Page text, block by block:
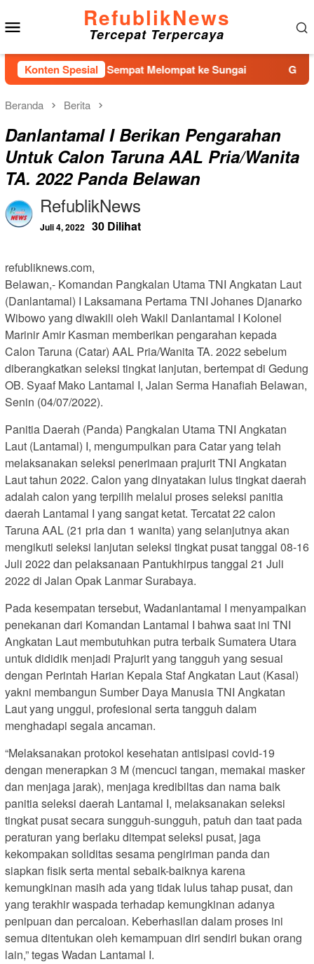
ke
konten
RefublikNews
Tercepat Terpercaya
Konten Spesial
Diduga Sempat Melompat ke Sungai Gasak
Beranda Berita
Danlantamal I Berikan Pengarahan
Untuk Calon Taruna AAL Pria/Wanita
TA. 2022 Panda Belawan
RefublikNews
Juli 4, 2022 30 Dilihat
refubliknews.com,
Belawan,- Komandan Pangkalan Utama TNI Angkatan Laut
(Danlantamal) I Laksamana Pertama TNI Johanes Djanarko
Wibowo yang diwakili oleh Wakil Danlantamal I Kolonel
Marinir Amir Kasman memberikan pengarahan kepada
Calon Taruna (Catar) AAL Pria/Wanita TA. 2022 sebelum
diberangkatkan seleksi tingkat lanjutan, bertempat di Gedung
OB. Syaaf Mako Lantamal I, Jalan Serma Hanafiah Belawan,
Senin (04/07/2022).
Panitia Daerah (Panda) Pangkalan Utama TNI Angkatan
Laut (Lantamal) I, mengumpulkan para Catar yang telah
melaksanakan seleksi penerimaan prajurit TNI Angkatan
Laut tahun 2022. Calon yang dinyatakan lulus tingkat daerah
adalah calon yang terpilih melalui proses seleksi panitia
daerah Lantamal I yang sangat ketat. Tercatat 22 calon
Taruna AAL (21 pria dan 1 wanita) yang selanjutnya akan
mengikuti seleksi lanjutan seleksi tingkat pusat tanggal 08-16
Juli 2022 dan pelaksanaan Pantukhirpus tanggal 21 Juli
2022 di Jalan Opak Lanmar Surabaya.
Pada kesempatan tersebut, Wadanlantamal I menyampaikan
penekanan dari Komandan Lantamal I bahwa saat ini TNI
Angkatan Laut membutuhkan putra terbaik Sumatera Utara
untuk dididik menjadi Prajurit yang tangguh yang sesuai
dengan Perintah Harian Kepala Staf Angkatan Laut (Kasal)
yakni membangun Sumber Daya Manusia TNI Angkatan
Laut yang unggul, profesional serta tangguh dalam
menghadapi segala ancaman.
“Melaksanakan protokol kesehatan antisipasi covid-19
dengan menerapkan 3 M (mencuci tangan, memakai masker
dan menjaga jarak), menjaga kredibiltas dan nama baik
panitia seleksi daerah Lantamal I, melaksanakan seleksi
tingkat pusat secara sungguh-sungguh, patuh dan taat pada
peraturan yang berlaku ditempat seleksi pusat, jaga
kekompakan soliditas sesama pengiriman panda dan
siapkan fisik serta mental sebaik-baiknya karena
kemungkinan masih ada yang tidak lulus tahap pusat, dan
yang terakhir waspada terhadap kemungkinan adanya
penipuan dan percaloan. Keberhasilan dalam proses ini
semua ditentukan oleh kemampuan diri sendiri bukan orang
lain,” tegas Wadan Lantamal I.